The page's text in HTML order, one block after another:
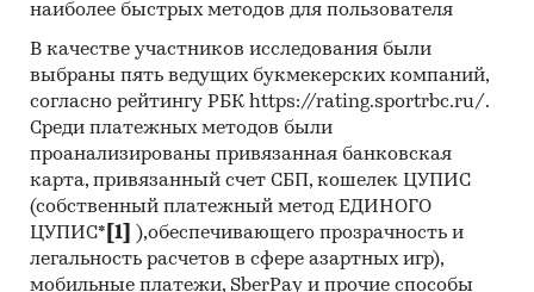
наиболее быстрых методов для пользователя
В качестве участников исследования были
выбраны пять ведущих букмекерских компаний,
согласно рейтингу РБК https://rating.sportrbc.ru/.
Среди платежных методов были
проанализированы привязанная банковская
карта, привязанный счет СБП, кошелек ЦУПИС
(собственный платежный метод ЕДИНОГО
ЦУПИС* [1]
),обеспечивающего прозрачность и
легальность расчетов в сфере азартных игр),
мобильные платежи, SberPay и прочие способы